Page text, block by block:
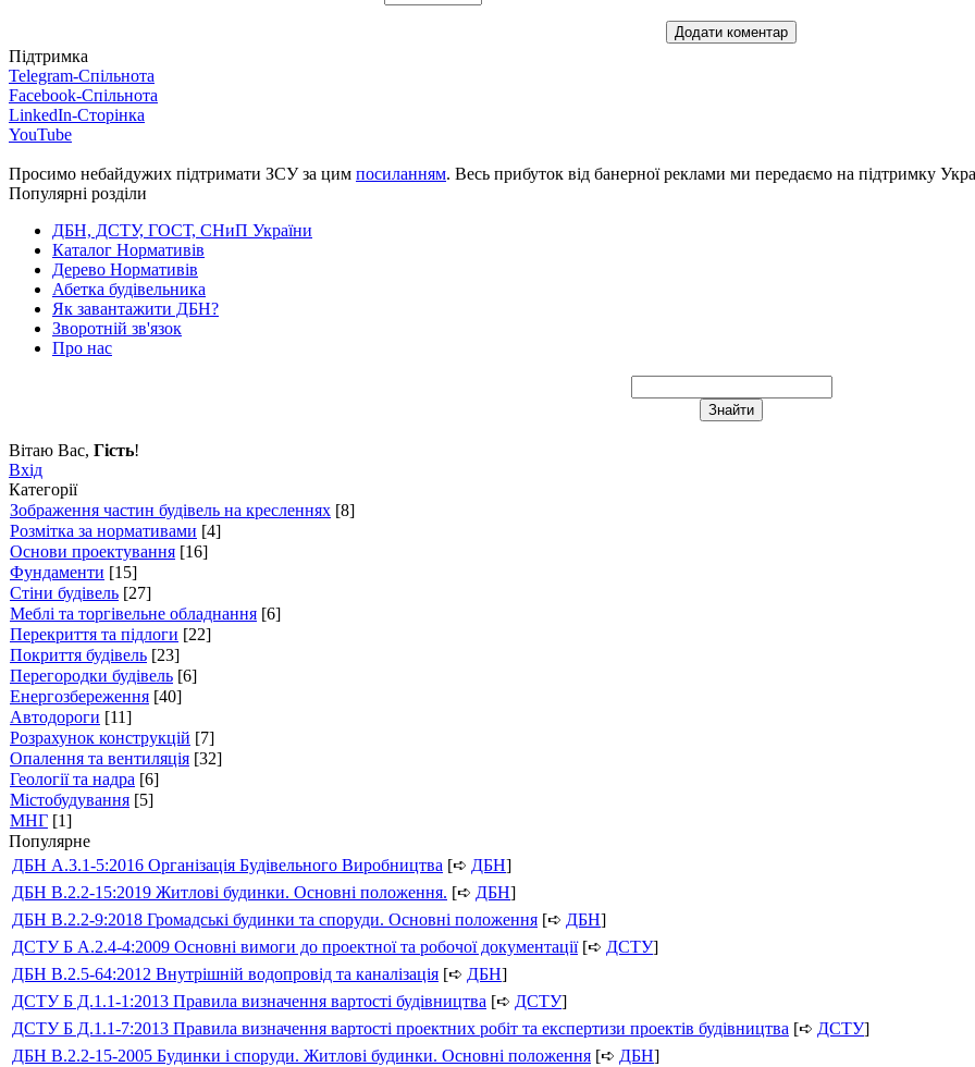
Підтримка
Telegram-Спільнота
Facebook-Спільнота
LinkedIn-Сторінка
YouTube
Просимо небайдужих підтримати ЗСУ за цим посиланням. Весь прибуток від банерної реклами ми передаємо на підтримку
Популярні розділи
ДБН, ДСТУ, ГОСТ, СНиП України
Каталог Нормативів
Дерево Нормативів
Абетка будівельника
Як завантажити ДБН?
Зворотній зв'язок
Про нас
Вітаю Вас, Гість!
Вхід
Категорії
Зображення частин будівель на кресленнях [8]
Розмітка за нормативами [4]
Основи проектування [16]
Фундаменти [15]
Стіни будівель [27]
Меблі та торгівельне обладнання [6]
Перекриття та підлоги [22]
Покриття будівель [23]
Перегородки будівель [6]
Енергозбереження [40]
Автодороги [11]
Розрахунок конструкцій [7]
Опалення та вентиляція [32]
Геології та надра [6]
Містобудування [5]
МНГ [1]
Популярне
ДБН А.3.1-5:2016 Організація Будівельного Виробництва [➪ ДБН]
ДБН В.2.2-15:2019 Житлові будинки. Основні положення. [➪ ДБН]
ДБН В.2.2-9:2018 Громадські будинки та споруди. Основні положення [➪ ДБН]
ДСТУ Б А.2.4-4:2009 Основні вимоги до проектної та робочої документації[➪ ДСТУ]
ДБН В.2.5-64:2012 Внутрішній водопровід та каналізація [➪ ДБН]
ДСТУ Б Д.1.1-1:2013 Правила визначення вартості будівництва [➪ ДСТУ]
ДСТУ Б Д.1.1-7:2013 Правила визначення вартості проектних робіт та експертизи проектів будівництва [➪ ДСТУ]
ДБН В.2.2-15-2005 Будинки і споруди. Житлові будинки. Основні положення [➪ ДБН]